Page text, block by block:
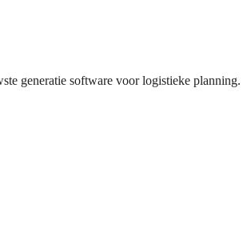
generatie software voor logistieke planning.